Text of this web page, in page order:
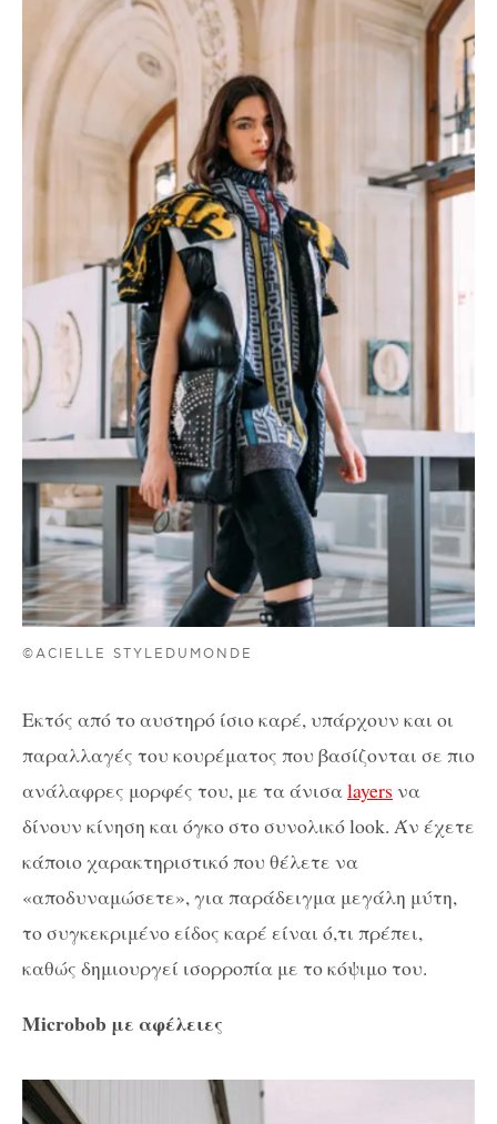
©ACIELLE STYLEDUMONDE
Εκτός από το αυστηρό ίσιο καρέ, υπάρχουν και οι
παραλλαγές του κουρέματος που βασίζονται σε πιο
ανάλαφρες μορφές του, με τα άνισαlayers να
δίνουν κίνηση και όγκο στο συνολικό look. Άν έχετε
κάποιο χαρακτηριστικό που θέλετε να
«αποδυναμώσετε», για παράδειγμα μεγάλη μύτη,
το συγκεκριμένο είδος καρέ είναι ό,τι πρέπει,
καθώς δημιουργεί ισορροπία με το κόψιμο του.
Microbob με αφέλειες